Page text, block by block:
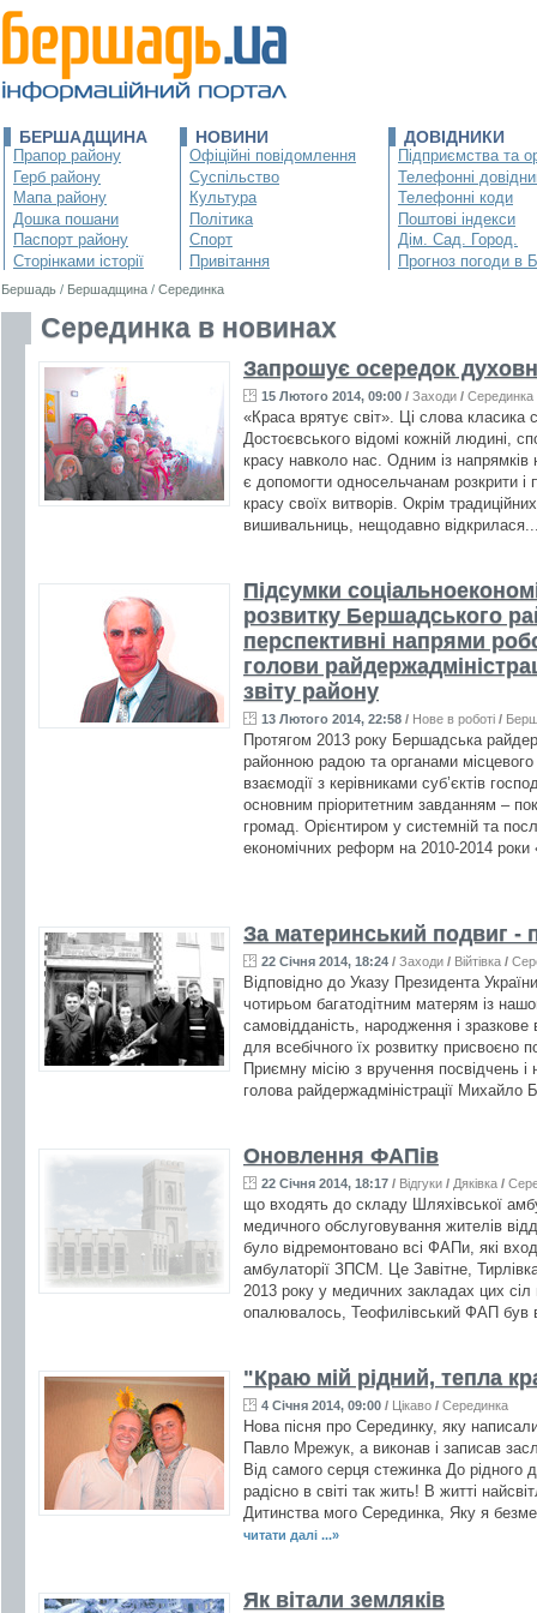
БЕРШАДЩИНА
Прапор району
Герб району
Мапа району
Дошка пошани
Паспорт району
Сторінками історії
НОВИНИ
Офіційні повідомлення
Суспільство
Культура
Політика
Спорт
Привітання
ДОВІДНИКИ
Підприємства та
Телефонні
Телефонні коди
Поштові індекси
Дім. Сад. Город.
Прогноз погоди в
Бершадь / Бершадщина / Серединка
Серединка в новинах
Запрошує осередок
15 Лютого 2014, 09:00 / Заходи / Серединка
«Краса врятує світ». Ці слова класика
Достоєвського відомі кожній людині,
красу навколо нас. Одним із напрямків
є допомогти односельчанам розкрити
красу своїх витворів. Окрім
вишивальниць, нещодавно
Підсумки
розвитку Бершадського
перспективні напрями
голови
звіту району
13 Лютого 2014, 22:58 / Нове в роботі /
Протягом 2013 року Бершадська
районною радою та органами
взаємодії з керівниками суб’єктів
основним пріоритетним завданням –
громад. Орієнтиром у системній та
економічних реформ на 2010-2014
За материнський подвиг -
22 Січня 2014, 18:24 / Заходи / Війтівка /
Відповідно до Указу Президента
чотирьом багатодітним матерям із
самовідданість, народження і
для всебічного їх розвитку присвоєно
Приємну місію з вручення посвідчень
голова райдержадміністрації Михайло
Оновлення ФАПів
22 Січня 2014, 18:17 / Відгуки / Дяківка /
що входять до складу Шляхівської
медичного обслуговування жителів
було відремонтовано всі ФАПи, які
амбулаторії ЗПСМ. Це Завітне,
2013 року у медичних закладах цих
опалювалось, Теофилівський ФАП був
"Краю мій рідний, тепла
4 Січня 2014, 09:00 / Цікаво / Серединка
Нова пісня про Серединку, яку
Павло Мрежук, а виконав і записав
Від самого серця стежинка До
радісно в світі так жить! В житті
Дитинства мого Серединка, Яку я
читати далі ...»
Як вітали земляків